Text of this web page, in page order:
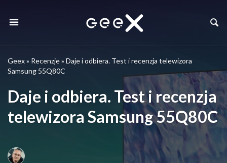
Geex» Recenzje» Daje i odbiera. Test i recenzja telewizora
Samsung 55Q80C
Daje i odbiera. Test i recenzja
telewizora Samsung 55Q80C